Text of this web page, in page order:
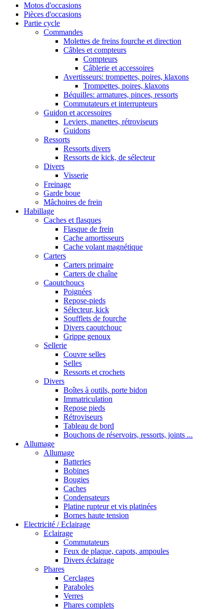
Motos d'occasions
Pièces d'occasions
Partie cycle
Commandes
Molettes de freins fourche et direction
Câbles et compteurs
Compteurs
Câblerie et accessoires
Avertisseurs: trompettes, poires, klaxons
Trompettes, poires, klaxons
Béquilles: armatures, pinces, ressorts
Commutateurs et interrupteurs
Guidon et accessoires
Leviers, manettes, rétroviseurs
Guidons
Ressorts
Ressorts divers
Ressorts de kick, de sélecteur
Divers
Visserie
Freinage
Garde boue
Mâchoires de frein
Habillage
Caches et flasques
Flasque de frein
Cache amortisseurs
Cache volant magnétique
Carters
Carters primaire
Carters de chaîne
Caoutchoucs
Poignées
Repose-pieds
Sélecteur, kick
Soufflets de fourche
Divers caoutchouc
Grippe genoux
Sellerie
Couvre selles
Selles
Ressorts et crochets
Divers
Boîtes à outils, porte bidon
Immatriculation
Repose pieds
Rétroviseurs
Tableau de bord
Bouchons de réservoirs, ressorts, joints ...
Allumage
Allumage
Batteries
Bobines
Bougies
Caches
Condensateurs
Platine rupteur et vis platinées
Bornes haute tension
Electricité / Eclairage
Eclairage
Commutateurs
Feux de plaque, capots, ampoules
Divers éclairage
Phares
Cerclages
Paraboles
Verres
Phares complets